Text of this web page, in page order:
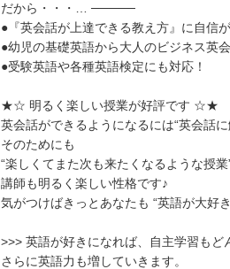
だから・・・… ─────
●『英会話が上達できる教え方』に自信
●幼児の基礎英語から大人のビジネス英
●受験英語や各種英語検定にも対応！
★☆ 明るく楽しい授業が好評です ☆★
英会話ができるようになるには“英会話に
そのためにも
“楽しくてまた次も来たくなるような授業
講師も明るく楽しい性格です♪
気がつけばきっとあなたも “英語が大好き
>>> 英語が好きになれば、自主学習もど
さらに英語力も増していきます。